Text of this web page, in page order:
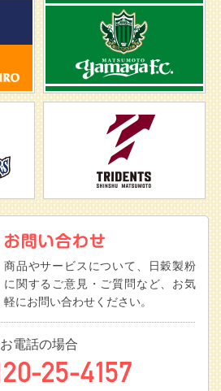
商品やサービスについて、日穀製粉
に関するご意見・ご質問など、お気
軽にお問い合わせください。
お電話の場合